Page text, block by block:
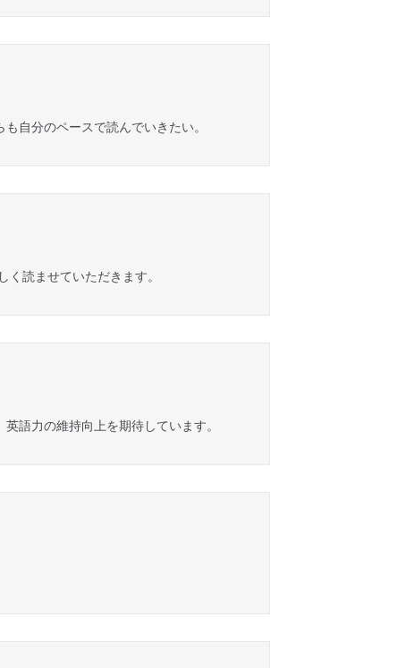
自分のペースで読んでいきたい。
読ませていただきます。
語力の維持向上を期待しています。